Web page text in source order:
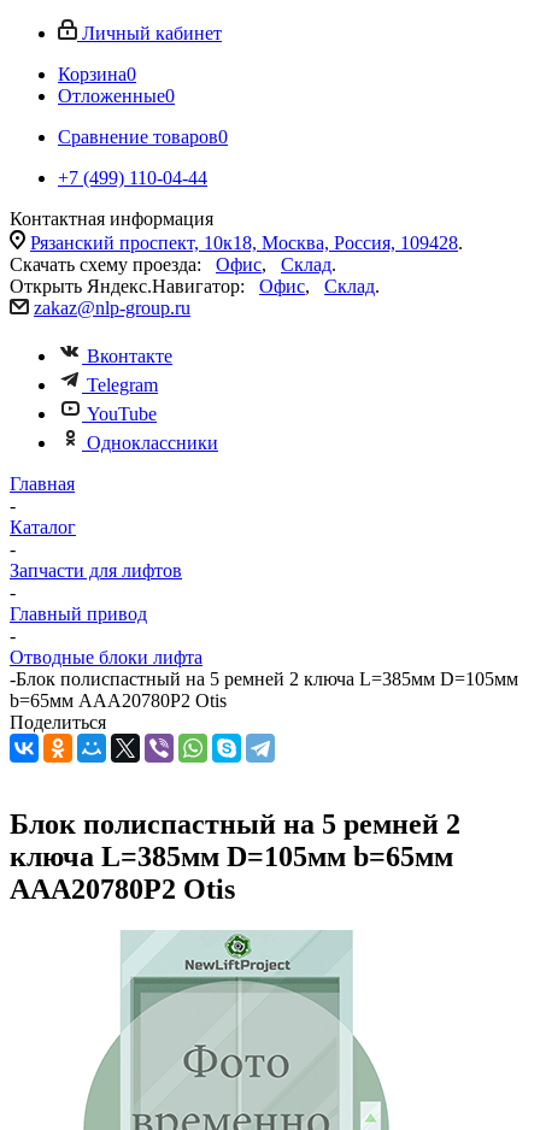
Личный кабинет
Корзина0
Отложенные0
Сравнение товаров0
+7 (499) 110-04-44
Контактная информация
Рязанский проспект, 10к18, Москва, Россия, 109428.
Скачать схему проезда: Офис, Склад.
Открыть Яндекс.Навигатор: Офис, Склад.
zakaz@nlp-group.ru
Вконтакте
Telegram
YouTube
Одноклассники
Главная
-
Каталог
-
Запчасти для лифтов
-
Главный привод
-
Отводные блоки лифта
-Блок полиспастный на 5 ремней 2 ключа L=385мм D=105мм
b=65мм AAA20780P2 Otis
Поделиться
Блок полиспастный на 5 ремней 2
ключа L=385мм D=105мм b=65мм
AAA20780P2 Otis